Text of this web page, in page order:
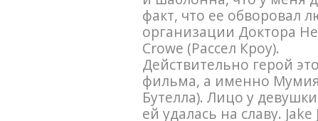
факт, что ее обворовал
организации Доктора
Crowe (Рассел Кроу).
Действительно герой
фильма, а именно
Бутелла). Лицо у
ей удалась на славу.